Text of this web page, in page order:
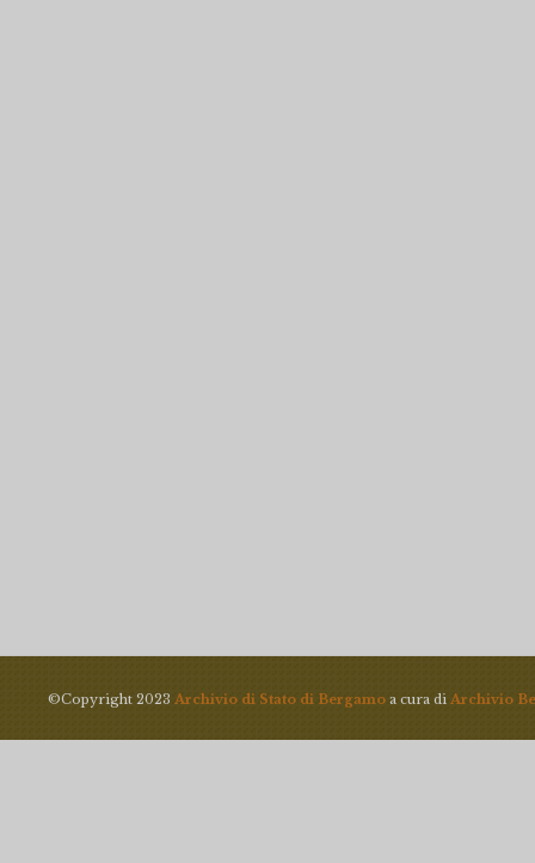
©Copyright 2023 Archivio di Stato di Bergamo a cura di Archivio